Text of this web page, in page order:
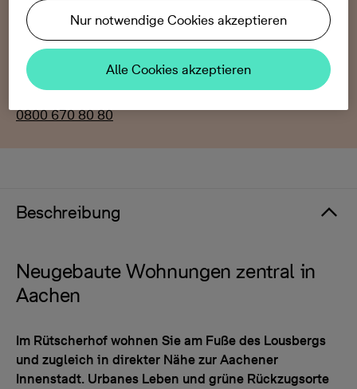
freitags, 16-18 Uhr
Für individuelle Beratungen kontaktieren Sie gern
0800 670 80 80
Beschreibung
Neugebaute Wohnungen zentral in
Aachen
Im Rütscherhof wohnen Sie am Fuße des Lousbergs
und zugleich in direkter Nähe zur Aachener
Innenstadt. Urbanes Leben und grüne Rückzugsorte
Nur notwendige Cookies akzeptieren
Alle Cookies akzeptieren